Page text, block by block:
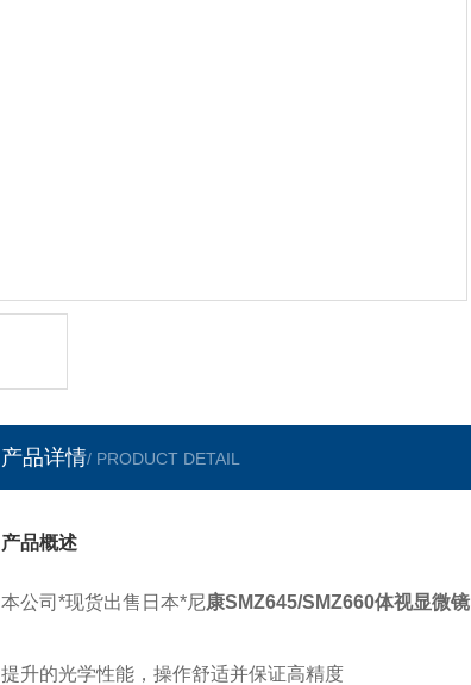
产品详情/ PRODUCT DETAIL
产品概述
本公司*现货出售日本*尼康SMZ645/SMZ660体视显微镜
提升的光学性能，操作舒适并保证高精度